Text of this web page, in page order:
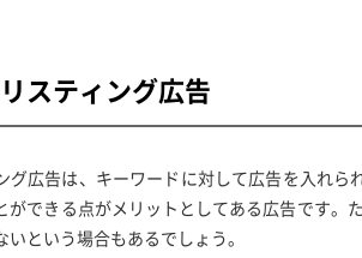
リスティング広告
グ広告は、キーワードに対して広告を入れ
ができる点がメリットとしてある広告です。
いという場合もあるでしょう。